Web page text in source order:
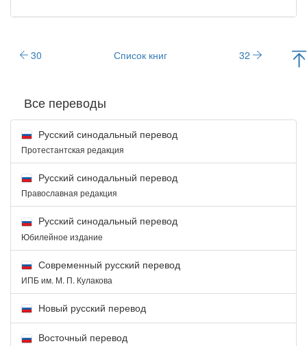
30 Список книг 32
Все переводы
Русский синодальный перевод
Протестантская редакция
Русский синодальный перевод
Православная редакция
Русский синодальный перевод
Юбилейное издание
Современный русский перевод
ИПБ им. М. П. Кулакова
Новый русский перевод
Восточный перевод